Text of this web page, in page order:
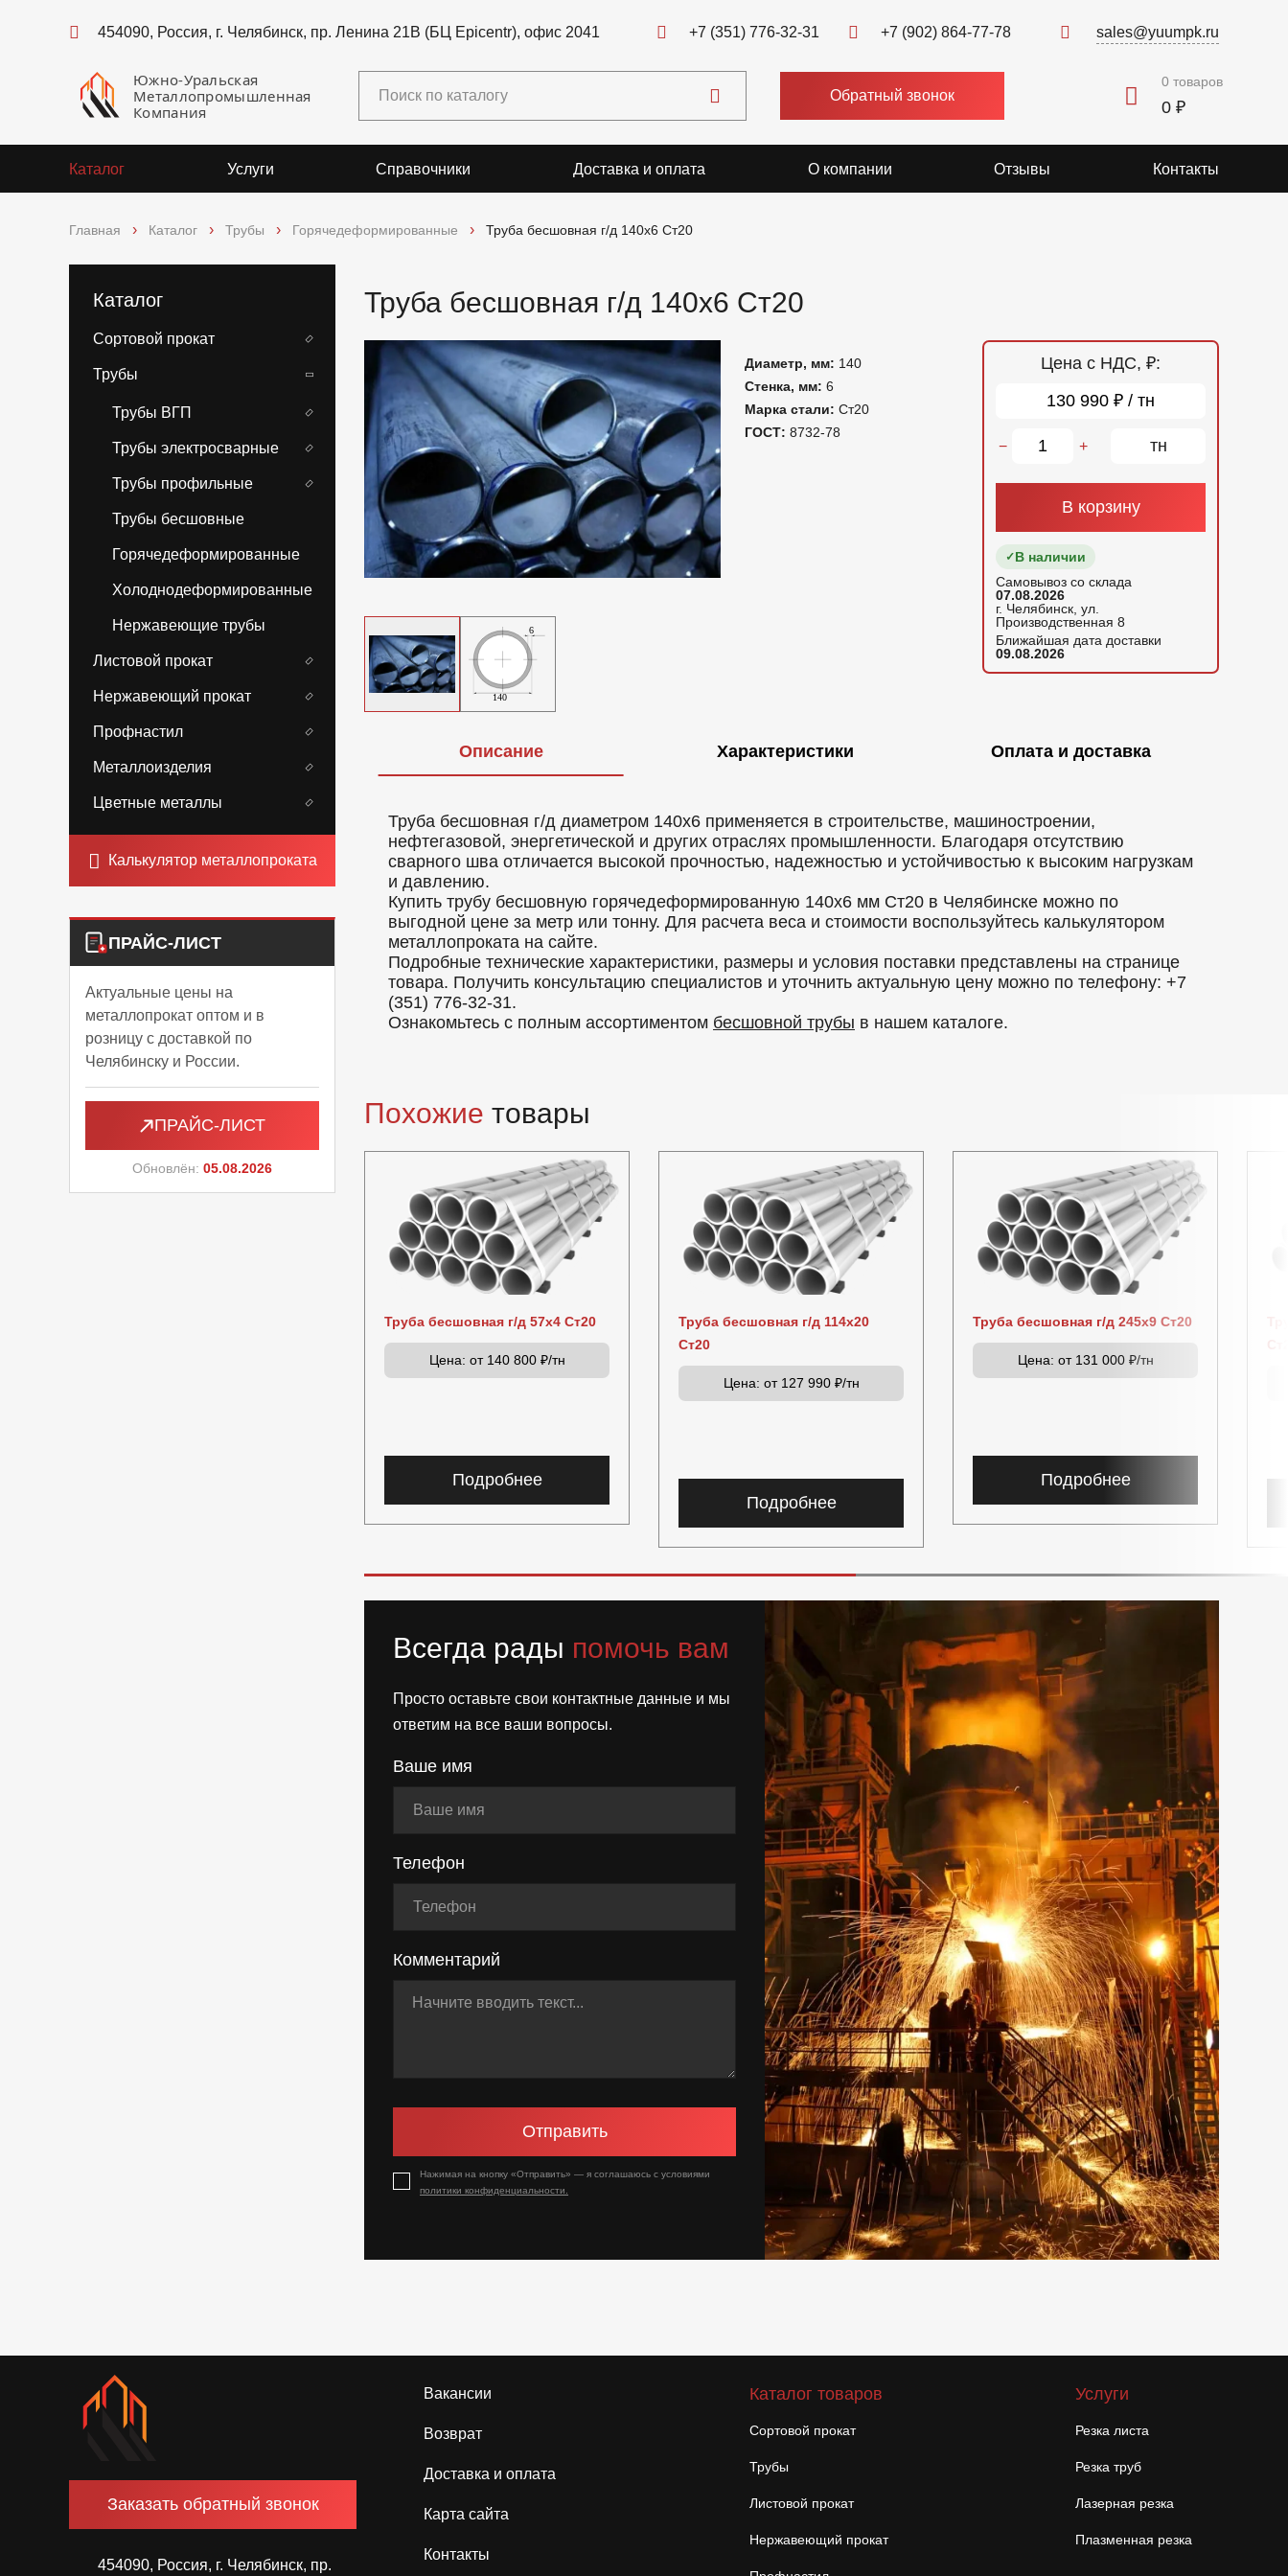
454090, Россия, г. Челябинск, пр. Ленина 21В (БЦ Epicentr), офис 2041 +7 (351) 776-32-31 +7 (902) 864-77-78 sales@yuumpk.ru
Южно-Уральская
Металлопромышленная
Компания
Обратный звонок
0 товаров
0 ₽
Каталог Услуги Справочники Доставка и оплата О компании Отзывы Контакты
Главная Каталог Трубы Горячедеформированные Труба бесшовная г/д 140х6 Ст20
Каталог
Сортовой прокат
Трубы
Трубы ВГП
Трубы электросварные
Трубы профильные
Трубы бесшовные
Горячедеформированные
Холоднодеформированные
Нержавеющие трубы
Листовой прокат
Нержавеющий прокат
Профнастил
Металлоизделия
Цветные металлы
Калькулятор металлопроката
ПРАЙС-ЛИСТ
Актуальные цены на
металлопрокат оптом и в
розницу с доставкой по
Челябинску и России.
ПРАЙС-ЛИСТ
Обновлён: 05.08.2026
Труба бесшовная г/д 140х6 Ст20
Диаметр, мм: 140
Стенка, мм: 6
Марка стали: Ст20
ГОСТ: 8732-78
Цена с НДС, ₽:
130 990 ₽ / тн
− + тн
В корзину
В наличии
Самовывоз со склада
07.08.2026
г. Челябинск, ул.
Производственная 8
Ближайшая дата доставки
09.08.2026
Описание Характеристики Оплата и доставка
Труба бесшовная г/д диаметром 140x6 применяется в строительстве, машиностроении,
нефтегазовой, энергетической и других отраслях промышленности. Благодаря отсутствию
сварного шва отличается высокой прочностью, надежностью и устойчивостью к высоким нагрузкам
и давлению.
Купить трубу бесшовную горячедеформированную 140x6 мм Ст20 в Челябинске можно по
выгодной цене за метр или тонну. Для расчета веса и стоимости воспользуйтесь калькулятором
металлопроката на сайте.
Подробные технические характеристики, размеры и условия поставки представлены на странице
товара. Получить консультацию специалистов и уточнить актуальную цену можно по телефону: +7
(351) 776-32-31.
Ознакомьтесь с полным ассортиментом бесшовной трубы в нашем каталоге.
Похожие товары
Труба бесшовная г/д 57х4 Ст20
Цена: от 140 800 ₽/тн
Подробнее
Труба бесшовная г/д 114х20
Ст20
Цена: от 127 990 ₽/тн
Подробнее
Труба бесшовная г/д 245х9 Ст20
Цена: от 131 000 ₽/тн
Подробнее
Всегда рады помочь вам
Просто оставьте свои контактные данные и мы
ответим на все ваши вопросы.
Ваше имя
Телефон
Комментарий
Отправить
Нажимая на кнопку «Отправить» — я соглашаюсь с условиями
политики конфиденциальности.
Заказать обратный звонок
454090, Россия, г. Челябинск, пр.
Вакансии
Возврат
Доставка и оплата
Карта сайта
Контакты
Каталог товаров
Сортовой прокат
Трубы
Листовой прокат
Нержавеющий прокат
Услуги
Резка листа
Резка труб
Лазерная резка
Плазменная резка